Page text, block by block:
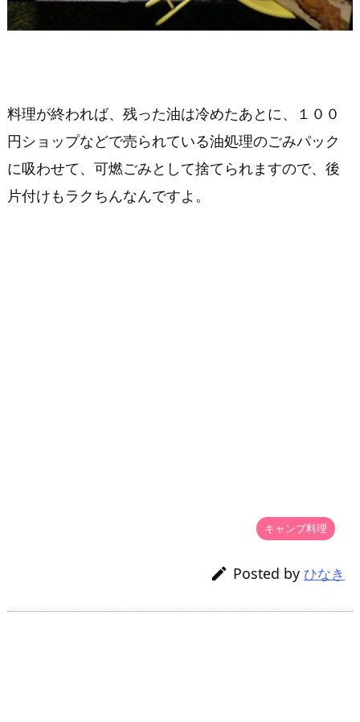
料理が終われば、残った油は冷めたあとに、１００
円ショップなどで売られている油処理のごみパック
に吸わせて、可燃ごみとして捨てられますので、後
片付けもラクちんなんですよ。
キャンプ料理
 Posted by ひなき